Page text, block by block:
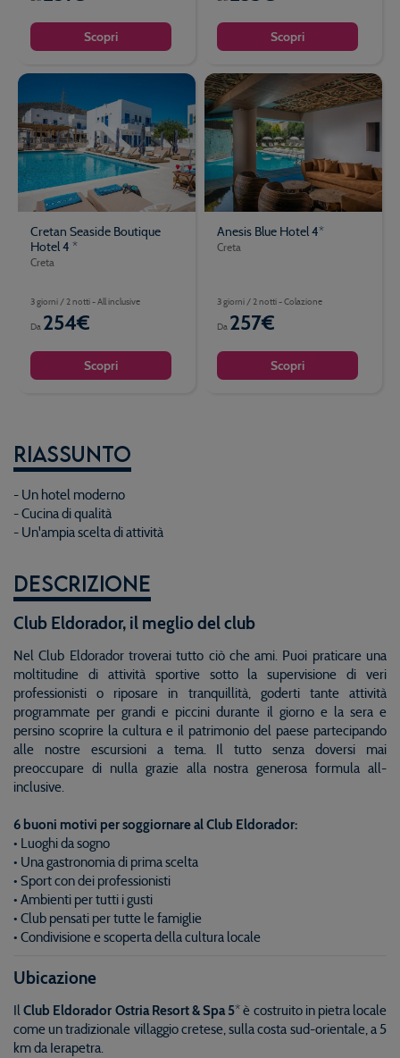
Scopri Scopri
Cretan Seaside Boutique
Hotel 4 *
Creta
3 giorni / 2 notti - All inclusive
Da 254€
Scopri
Anesis Blue Hotel 4*
Creta
3 giorni / 2 notti - Colazione
Da 257€
Scopri
Riassunto
- Un hotel moderno
- Cucina di qualità
- Un'ampia scelta di attività
Descrizione
Club Eldorador, il meglio del club
Nel Club Eldorador troverai tutto ciò che ami. Puoi praticare una
moltitudine di attività sportive sotto la supervisione di veri
professionisti o riposare in tranquillità, goderti tante attività
programmate per grandi e piccini durante il giorno e la sera e
persino scoprire la cultura e il patrimonio del paese partecipando
alle nostre escursioni a tema. Il tutto senza doversi mai
preoccupare di nulla grazie alla nostra generosa formula all-
inclusive.
6 buoni motivi per soggiornare al Club Eldorador:
• Luoghi da sogno
• Una gastronomia di prima scelta
• Sport con dei professionisti
• Ambienti per tutti i gusti
• Club pensati per tutte le famiglie
• Condivisione e scoperta della cultura locale
Ubicazione
IlClub Eldorador Ostria Resort & Spa 5* è costruito in pietra locale
come un tradizionale villaggio cretese, sulla costa sud-orientale, a 5
km da Ierapetra.